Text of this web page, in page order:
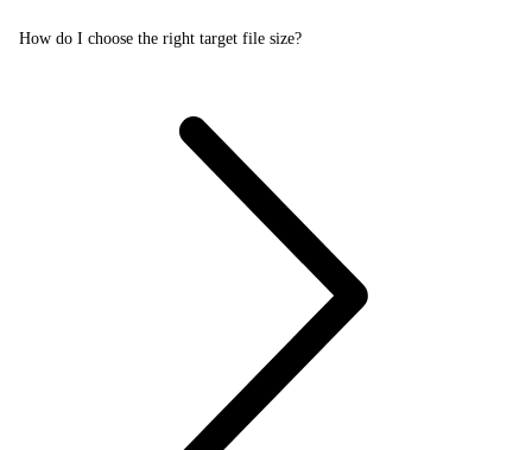
How do I choose the right target file size?